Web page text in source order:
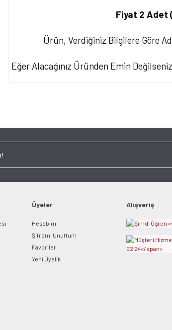
Fiyat 2 Adet
Ürün, Verdiğiniz Bilgilere Göre
Eğer Alacağınız Üründen Emin
Üyeler
Hesabım
Şifremi Unuttum
Favoriler
Yeni Üyelik
Alışveriş